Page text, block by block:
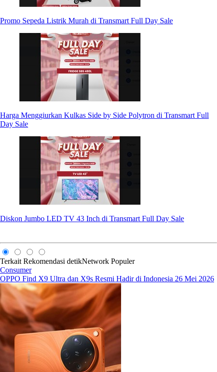
Promo Sepeda Listrik Murah di Transmart Full Day Sale
Harga Menggiurkan Kulkas Side by Side Polytron di Transmart Full
Day Sale
Diskon Jumbo LED TV 43 Inch di Transmart Full Day Sale
Terkait Rekomendasi detikNetwork Populer
Consumer
OPPO Find X9 Ultra dan X9s Resmi Hadir di Indonesia 26 Mei 2026